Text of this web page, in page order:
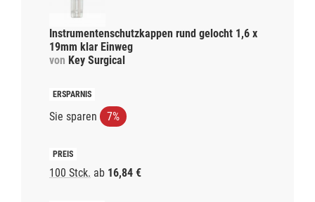
Instrumentenschutzkappen rund gelocht 1,6 x
19mm klar Einweg
von Key Surgical
Sie sparen 7%
100 Stck. ab 16,84 €